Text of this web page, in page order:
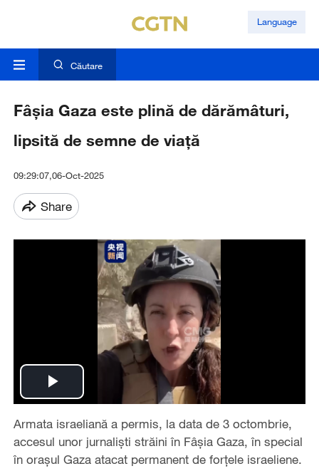
Language
Căutare
Fâșia Gaza este plină de dărămâturi,
lipsită de semne de viață
09:29:07,06-Oct-2025
Share
Play
Video
Armata israeliană a permis, la data de 3 octombrie,
accesul unor jurnaliști străini în Fâșia Gaza, în special
în orașul Gaza atacat permanent de forțele israeliene.